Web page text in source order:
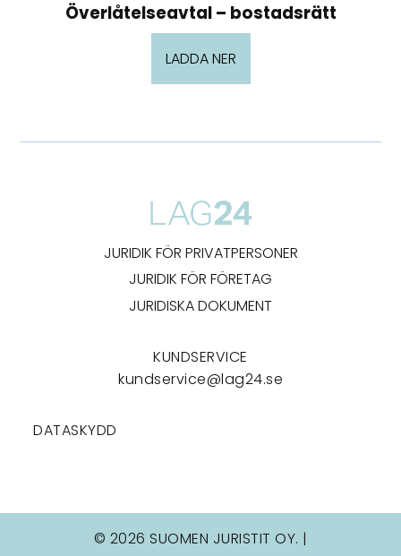
Överlåtelseavtal – bostadsrätt
LADDA NER
JURIDIK FÖR PRIVATPERSONER
JURIDIK FÖR FÖRETAG
JURIDISKA DOKUMENT
KUNDSERVICE
kundservice@lag24.se
DATASKYDD
© 2026 SUOMEN JURISTIT OY. |